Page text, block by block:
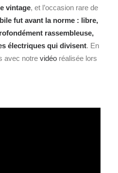
vintage, et l’occasion rare de
fut avant la norme : libre,
rassembleuse,
électriques qui divisent. En
avec notre vidéo réalisée lors